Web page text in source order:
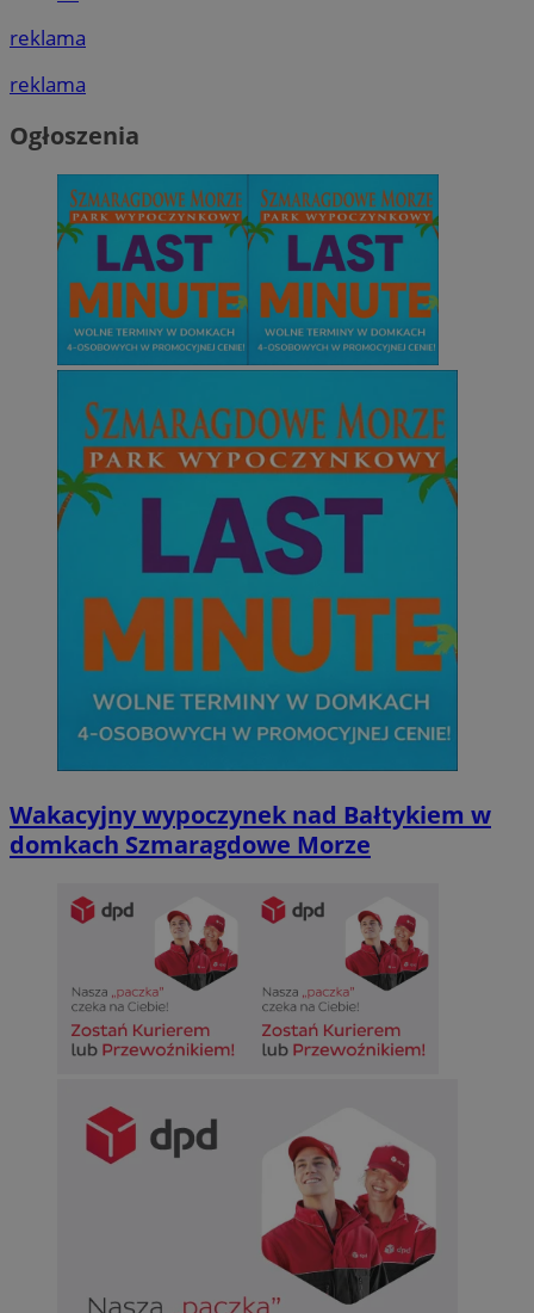
reklama
reklama
Ogłoszenia
Wakacyjny wypoczynek nad Bałtykiem w
domkach Szmaragdowe Morze